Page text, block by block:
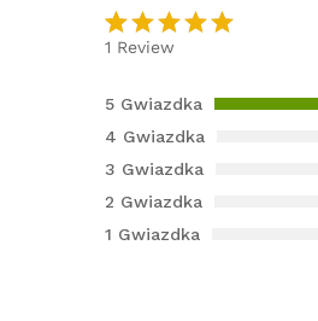
5.00
na 5
podstawi
eoceny
klienta
1 Review
5 Gwiazdka
4 Gwiazdka
3 Gwiazdka
2 Gwiazdka
1 Gwiazdka